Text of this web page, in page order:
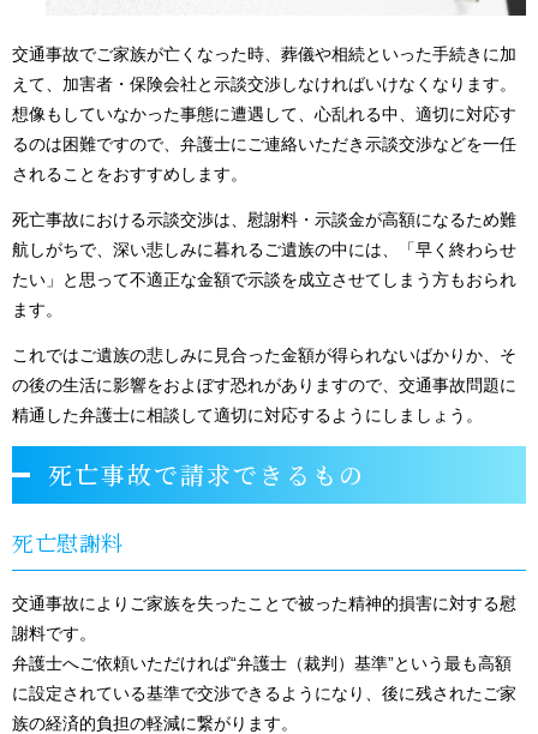
交通事故でご家族が亡くなった時、葬儀や相続といった手続きに加
えて、加害者・保険会社と示談交渉しなければいけなくなります。
想像もしていなかった事態に遭遇して、心乱れる中、適切に対応す
るのは困難ですので、弁護士にご連絡いただき示談交渉などを一任
されることをおすすめします。
死亡事故における示談交渉は、慰謝料・示談金が高額になるため難
航しがちで、深い悲しみに暮れるご遺族の中には、「早く終わらせ
たい」と思って不適正な金額で示談を成立させてしまう方もおられ
ます。
これではご遺族の悲しみに見合った金額が得られないばかりか、そ
の後の生活に影響をおよぼす恐れがありますので、交通事故問題に
精通した弁護士に相談して適切に対応するようにしましょう。
死亡事故で請求できるもの
死亡慰謝料
交通事故によりご家族を失ったことで被った精神的損害に対する慰
謝料です。
弁護士へご依頼いただければ“弁護士（裁判）基準”という最も高額
に設定されている基準で交渉できるようになり、後に残されたご家
族の経済的負担の軽減に繋がります。